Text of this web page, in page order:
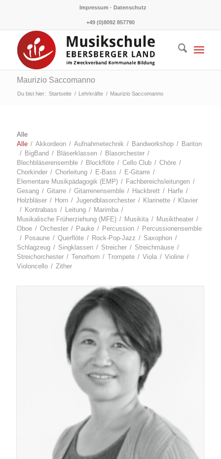
Impressum · Datenschutz
+49 (0)8092 857790
Maurizio Saccomanno
Du bist hier: Startseite / Lehrkräfte / Maurizio Saccomanno
Alle
Alle / Akkor­de­on / Auf­nah­me­tech­nik / Band­work­shop /
Bari­ton
/
Big­Band / Blä­ser­klas­sen / Blas­or­ches­ter /
Blech­blä­ser­en­sem­ble / Block­flö­te / Cel­lo Club / Chö­re /
Chor­kin­der / Chor­lei­tung / E‑Bass / E‑Gitarre /
Ele­men­ta­re Musik­päd­ago­gik (EMP) / Fach­be­reichs­lei­tun­gen /
Gesang / Gitar­re / Gitar­ren­en­sem­ble / Hack­brett / Har­fe /
Holz­blä­ser / Horn / Jugend­blas­or­ches­ter / Kla­ri­net­te /
Kla­vier
/
Kon­tra­bass / Lei­tung / Marim­ba /
Musi­ka­li­sche Früh­erzie­hung (MFE) / Musik­ita / Musik­thea­ter /
Oboe / Orches­ter / Pau­ke / Per­cus­sion /
Per­cus­sion­en­sem­ble
/
Posau­ne / Quer­flö­te / Rock-Pop-Jazz / Saxo­phon /
Schlag­zeug / Sing­klas­sen / Strei­cher / Streich­mäu­se /
Streich­or­ches­ter / Tenor­horn / Trom­pe­te / Vio­la / Vio­li­ne /
Vio­lon­cel­lo / Zither